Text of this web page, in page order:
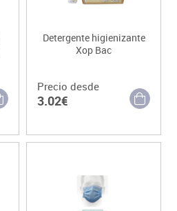
Detergente higienizante
Xop Bac
Precio desde
3.02€